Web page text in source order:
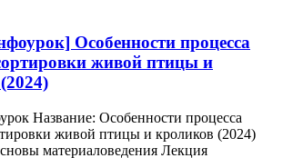
Особенности процесса
живой птицы и
Название: Особенности процесса
живой птицы и кроликов (2024)
материаловедения Лекция